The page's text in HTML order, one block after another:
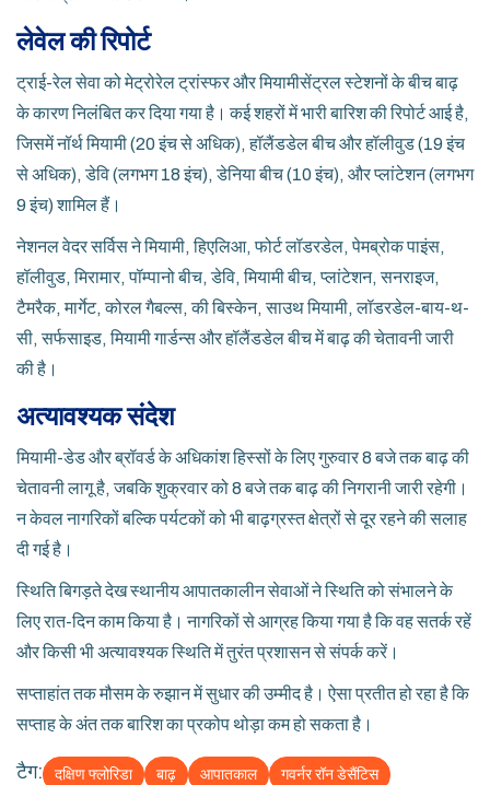
लेवेल की रिपोर्ट
ट्राई-रेल सेवा को मेट्रोरेल ट्रांस्फर और मियामीसेंट्रल स्टेशनों के बीच बाढ़
के कारण निलंबित कर दिया गया है। कई शहरों में भारी बारिश की रिपोर्ट आई है,
जिसमें नॉर्थ मियामी (20 इंच से अधिक), हॉलैंडडेल बीच और हॉलीवुड (19 इंच
से अधिक), डेवि (लगभग 18 इंच), डेनिया बीच (10 इंच), और प्लांटेशन (लगभग
9 इंच) शामिल हैं।
नेशनल वेदर सर्विस ने मियामी, हिएलिआ, फोर्ट लॉडरडेल, पेमब्रोक पाइंस,
हॉलीवुड, मिरामार, पॉम्पानो बीच, डेवि, मियामी बीच, प्लांटेशन, सनराइज,
टैमरैक, मार्गेट, कोरल गैबल्स, की बिस्केन, साउथ मियामी, लॉडरडेल-बाय-थ-
सी, सर्फसाइड, मियामी गार्डन्स और हॉलैंडडेल बीच में बाढ़ की चेतावनी जारी
की है।
अत्यावश्यक संदेश
मियामी-डेड और ब्रॉवर्ड के अधिकांश हिस्सों के लिए गुरुवार 8 बजे तक बाढ़ की
चेतावनी लागू है, जबकि शुक्रवार को 8 बजे तक बाढ़ की निगरानी जारी रहेगी।
न केवल नागरिकों बल्कि पर्यटकों को भी बाढ़ग्रस्त क्षेत्रों से दूर रहने की सलाह
दी गई है।
स्थिति बिगड़ते देख स्थानीय आपातकालीन सेवाओं ने स्थिति को संभालने के
लिए रात-दिन काम किया है। नागरिकों से आग्रह किया गया है कि वह सतर्क रहें
और किसी भी अत्यावश्यक स्थिति में तुरंत प्रशासन से संपर्क करें।
सप्ताहांत तक मौसम के रुझान में सुधार की उम्मीद है। ऐसा प्रतीत हो रहा है कि
सप्ताह के अंत तक बारिश का प्रकोप थोड़ा कम हो सकता है।
टैग: दक्षिण फ्लोरिडा बाढ़ आपातकाल गवर्नर रॉन डेसैंटिस